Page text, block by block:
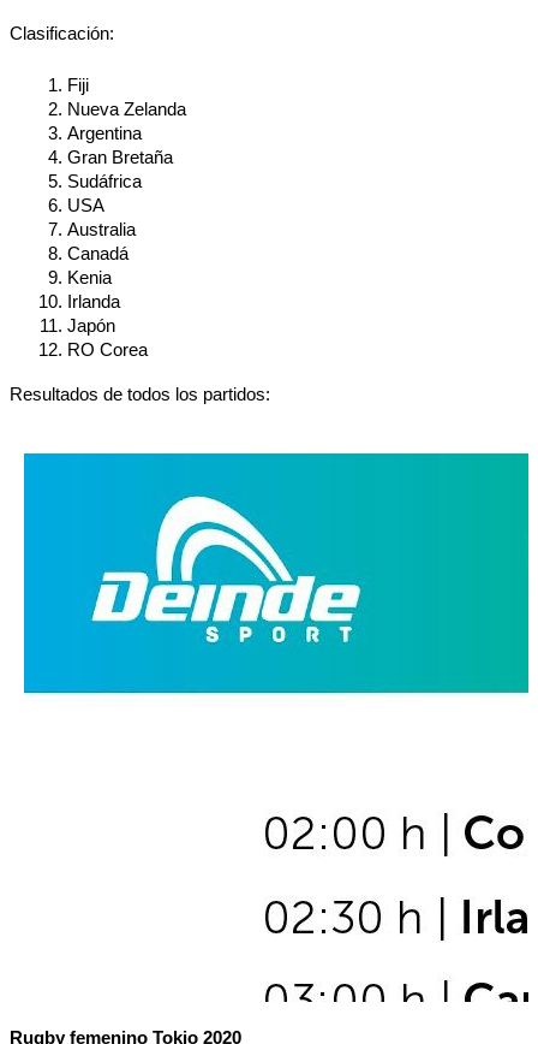
Clasificación:
Fiji
Nueva Zelanda
Argentina
Gran Bretaña
Sudáfrica
USA
Australia
Canadá
Kenia
Irlanda
Japón
RO Corea
Resultados de todos los partidos:
Rugby femenino Tokio 2020